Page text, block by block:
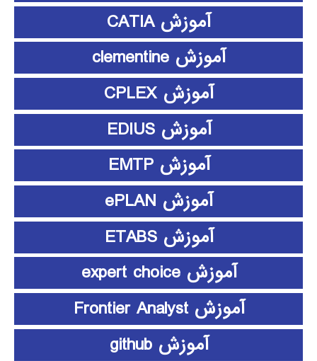
آموزش CATIA
آموزش clementine
آموزش CPLEX
آموزش EDIUS
آموزش EMTP
آموزش ePLAN
آموزش ETABS
آموزش expert choice
آموزش Frontier Analyst
آموزش github